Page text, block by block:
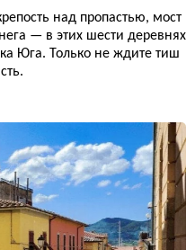
над пропастью, мост
— в этих шести деревнях
Юга. Только не ждите тиш